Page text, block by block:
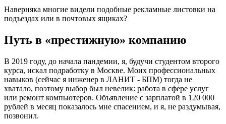
Наверняка многие видели подобные рекламные листовки на
подъездах или в почтовых ящиках?
Путь в «престижную» компанию
В 2019 году, до начала пандемии, я, будучи студентом второго
курса, искал подработку в Москве. Моих профессиональных
навыков (сейчас я инженер в ЛАНИТ - БПМ) тогда не
хватало, поэтому выбор был невелик: работа в сфере услуг
или ремонт компьютеров. Объявление с зарплатой в 120 000
рублей в месяц показалось мне спасением, и я, не раздумывая,
позвонил.